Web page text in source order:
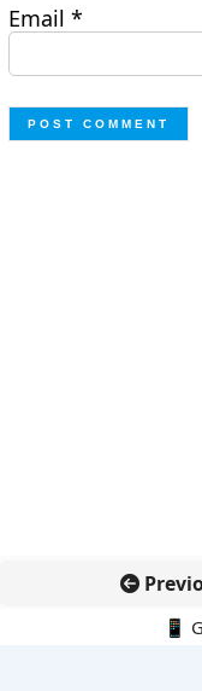
Email*
📱